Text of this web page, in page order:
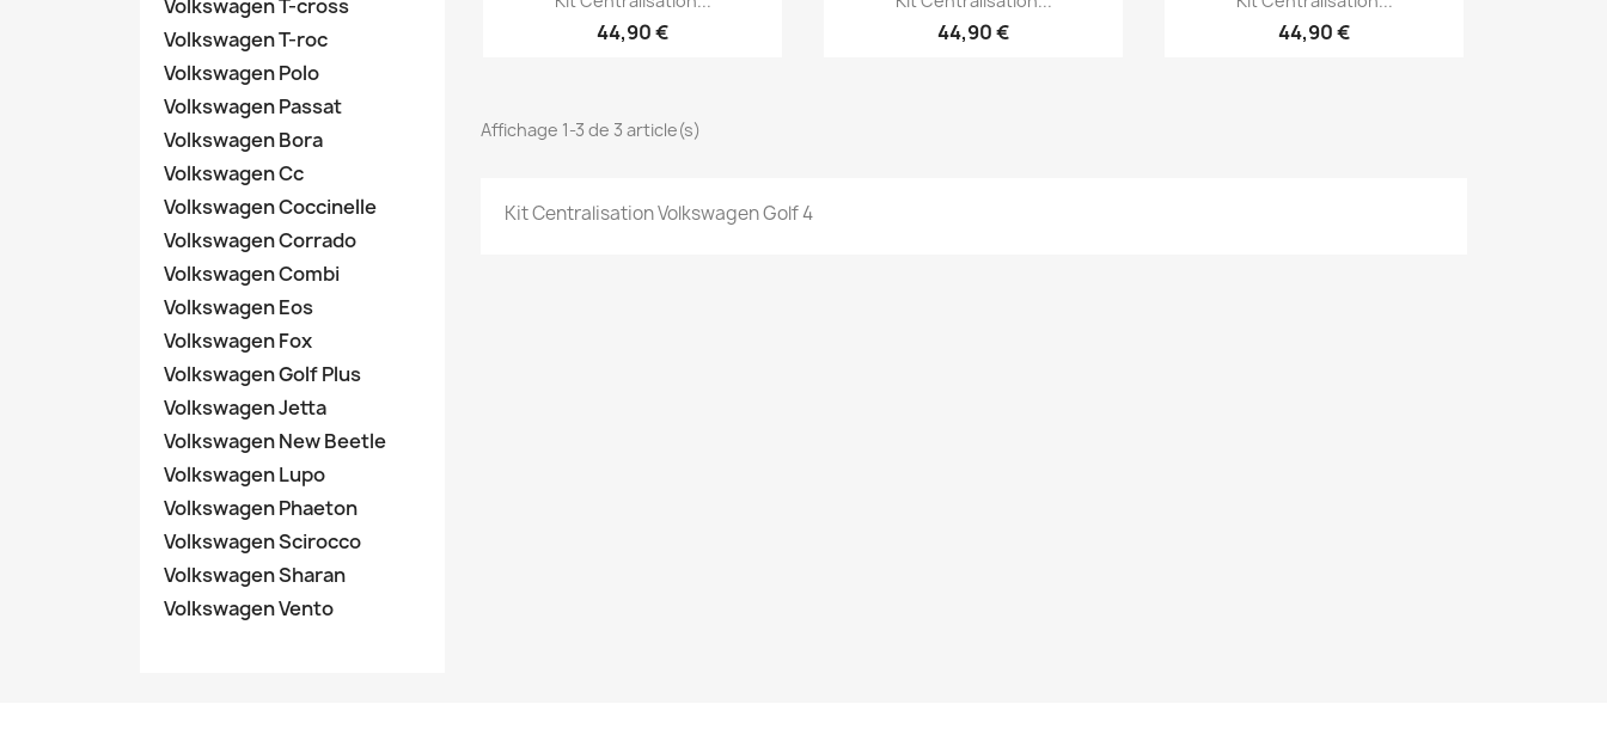
Volkswagen T-cross
Volkswagen T-roc
Volkswagen Polo
Volkswagen Passat
Volkswagen Bora
Volkswagen Cc
Volkswagen Coccinelle
Volkswagen Corrado
Volkswagen Combi
Volkswagen Eos
Volkswagen Fox
Volkswagen Golf Plus
Volkswagen Jetta
Volkswagen New Beetle
Volkswagen Lupo
Volkswagen Phaeton
Volkswagen Scirocco
Volkswagen Sharan
Volkswagen Vento
44,90 € 44,90 € 44,90 €
Affichage 1-3 de 3 article(s)
Kit Centralisation Volkswagen Golf 4